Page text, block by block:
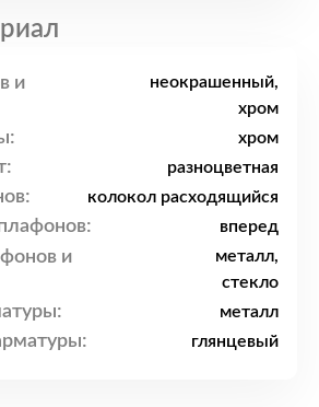
и
неокрашенный,
хром
хром
разноцветная
колокол расходящийся
вперед
и
металл,
стекло
металл
глянцевый